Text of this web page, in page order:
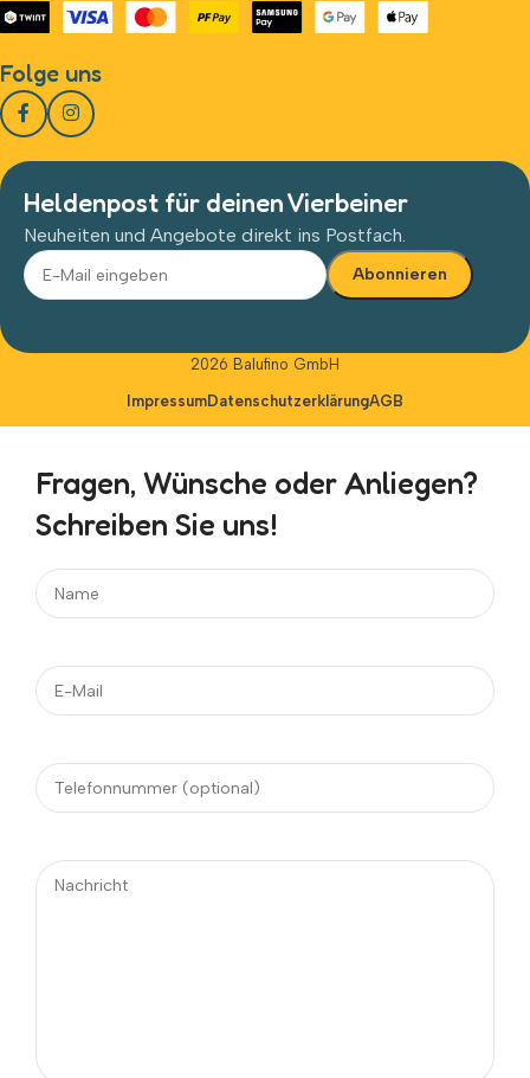
Folge uns
Heldenpost für deinen Vierbeiner
Neuheiten und Angebote direkt ins Postfach.
2026 Balufino GmbH
ImpressumDatenschutzerklärungAGB
Fragen, Wünsche oder Anliegen?
Schreiben Sie uns!